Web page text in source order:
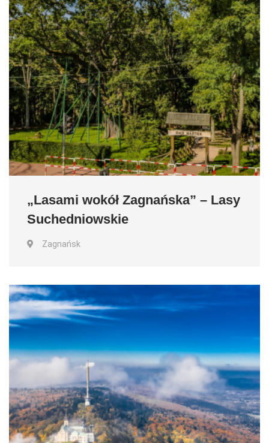
„Lasami wokół Zagnańska” – Lasy
Suchedniowskie
Zagnańsk